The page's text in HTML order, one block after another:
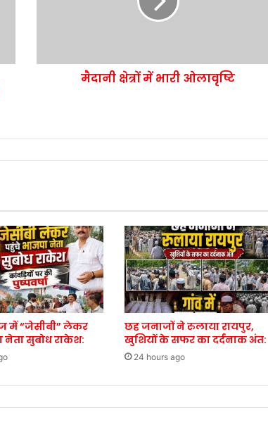
मैदानी क्षेत्रों में भारी ओलावृष्टि
में “जेसीबी” लेकर
नेता सुबोध राकेश:
छह जनाजों ने रुलाया रायपुर,
खुशियों के सफर का दर्दनाक अंत:
24 hours ago